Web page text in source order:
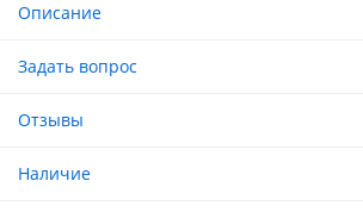
Описание
Задать вопрос
Отзывы
Наличие